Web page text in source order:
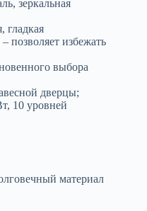
зеркальная
гладкая
позволяет избежать
выбора
дверцы;
10 уровней
материал